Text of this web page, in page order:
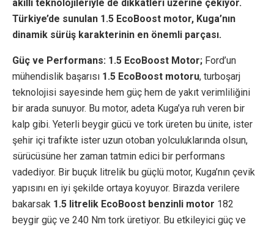
akıllı teknolojileriyle de dikkatleri üzerine çekiyor.
Türkiye’de sunulan 1.5 EcoBoost motor, Kuga’nın
dinamik sürüş karakterinin en önemli parçası.
Güç ve Performans: 1.5 EcoBoost Motor; Ford’un
mühendislik başarısı 1.5 EcoBoost motoru, turboşarj
teknolojisi sayesinde hem güç hem de yakıt verimliliğini
bir arada sunuyor. Bu motor, adeta Kuga’ya ruh veren bir
kalp gibi. Yeterli beygir gücü ve tork üreten bu ünite, ister
şehir içi trafikte ister uzun otoban yolculuklarında olsun,
sürücüsüne her zaman tatmin edici bir performans
vadediyor. Bir buçuk litrelik bu güçlü motor, Kuga’nın çevik
yapısını en iyi şekilde ortaya koyuyor. Birazda verilere
bakarsak 1.5 litrelik EcoBoost benzinli motor 182
beygir güç ve 240 Nm tork üretiyor. Bu etkileyici güç ve